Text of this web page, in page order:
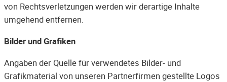
von Rechtsverletzungen werden wir derartige Inhalte
umgehend entfernen.
Bilder und Grafiken
Angaben der Quelle für verwendetes Bilder- und
Grafikmaterial von unseren Partnerfirmen gestellte Logos